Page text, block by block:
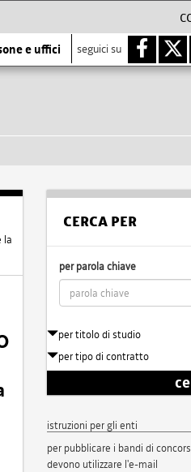
e uffici seguici su
la
CERCA PER
per parola chiave
per titolo di studio
per tipo di contratto
istruzioni per gli enti
per pubblicare i bandi di
devono utilizzare l'e-mail